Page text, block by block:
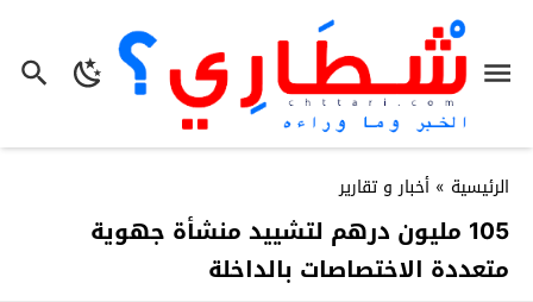
الرئيسية » أخبار و تقارير
105 مليون درهم لتشييد منشأة جهوية
متعددة الاختصاصات بالداخلة